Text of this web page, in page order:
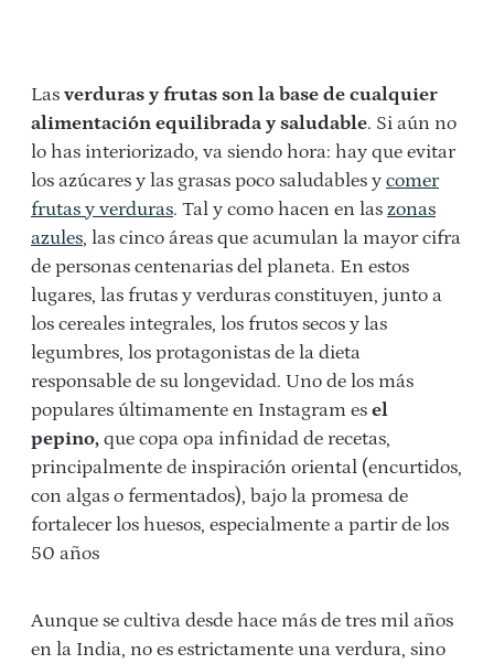
Las verduras y frutas son la base de cualquier
alimentación equilibrada y saludable. Si aún no
lo has interiorizado, va siendo hora: hay que evitar
los azúcares y las grasas poco saludables y comer
frutas y verduras. Tal y como hacen en las zonas
azules, las cinco áreas que acumulan la mayor cifra
de personas centenarias del planeta. En estos
lugares, las frutas y verduras constituyen, junto a
los cereales integrales, los frutos secos y las
legumbres, los protagonistas de la dieta
responsable de su longevidad. Uno de los más
populares últimamente en Instagram es el
pepino, que copa opa infinidad de recetas,
principalmente de inspiración oriental (encurtidos,
con algas o fermentados), bajo la promesa de
fortalecer los huesos, especialmente a partir de los
50 años
Aunque se cultiva desde hace más de tres mil años
en la India, no es estrictamente una verdura, sino